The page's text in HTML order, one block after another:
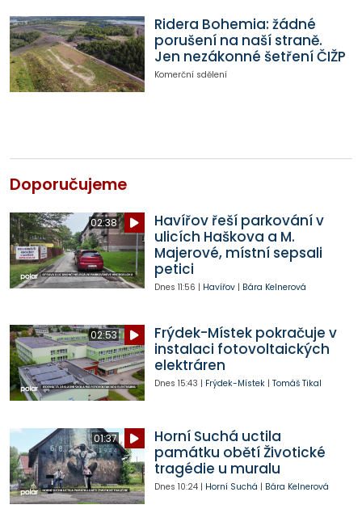
Ridera Bohemia: žádné
porušení na naší straně.
Jen nezákonné šetření ČIŽP
Komerční sdělení
Doporučujeme
02:38
Havířov řeší parkování v
ulicích Haškova a M.
Majerové, místní sepsali
petici
Dnes 11:56 | Havířov| Bára Kelnerová
02:53
Frýdek-Místek pokračuje v
instalaci fotovoltaických
elektráren
Dnes 15:43 | Frýdek-Místek| Tomáš Tikal
01:37
Horní Suchá uctila
památku obětí Životické
tragédie u muralu
Dnes 10:24| Horní Suchá | Bára Kelnerová